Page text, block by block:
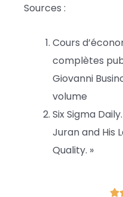
Sources :
Cours
complètes
Giovanni
volume
Six Sigma
Juran and His
Quality. »